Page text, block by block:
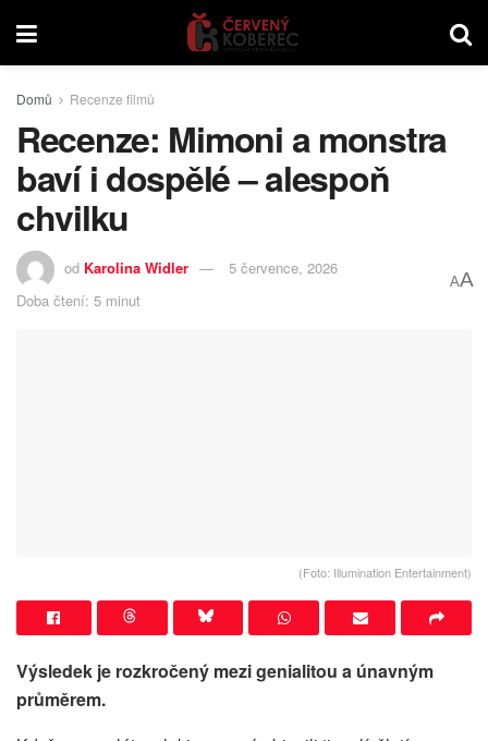
Domů Recenze filmů
Recenze: Mimoni a monstra
baví i dospělé – alespoň
chvilku
od Karolina Widler
5 července, 2026
Doba čtení: 5 minut
AA
(Foto: Illumination Entertainment)
Výsledek je rozkročený mezi genialitou a únavným
průměrem.